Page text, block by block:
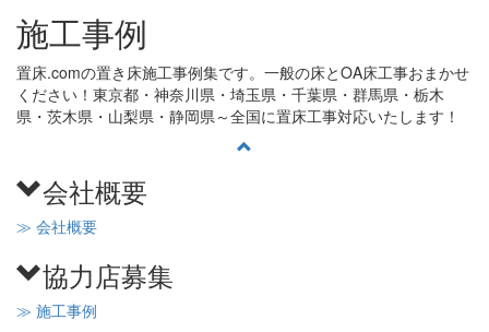
施工事例
置床.comの置き床施工事例集です。一般の床とOA床工事おまかせ
ください！東京都・神奈川県・埼玉県・千葉県・群馬県・栃木
県・茨木県・山梨県・静岡県～全国に置床工事対応いたします！
会社概要
≫ 会社概要
協力店募集
≫ 施工事例